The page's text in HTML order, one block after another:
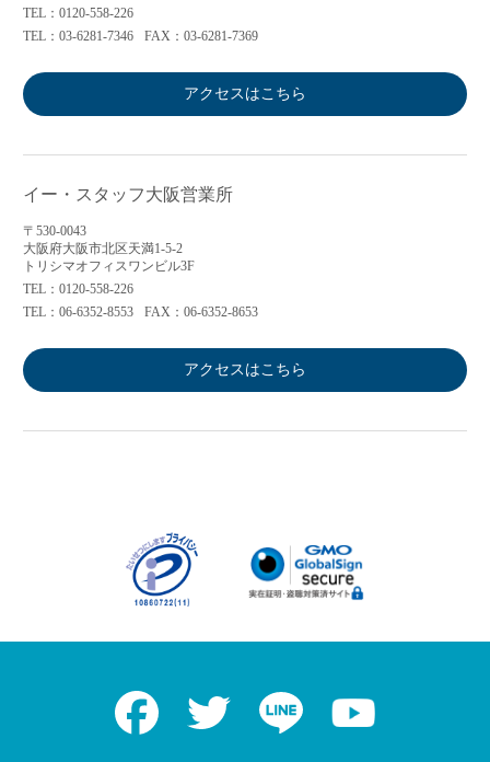
TEL：0120-558-226
TEL：03-6281-7346
FAX：03-6281-7369
アクセスはこちら
イー・スタッフ大阪営業所
〒530-0043
大阪府大阪市北区天満1-5-2
トリシマオフィスワンビル3F
TEL：0120-558-226
TEL：06-6352-8553
FAX：06-6352-8653
アクセスはこちら
Facebook Twitter LINE